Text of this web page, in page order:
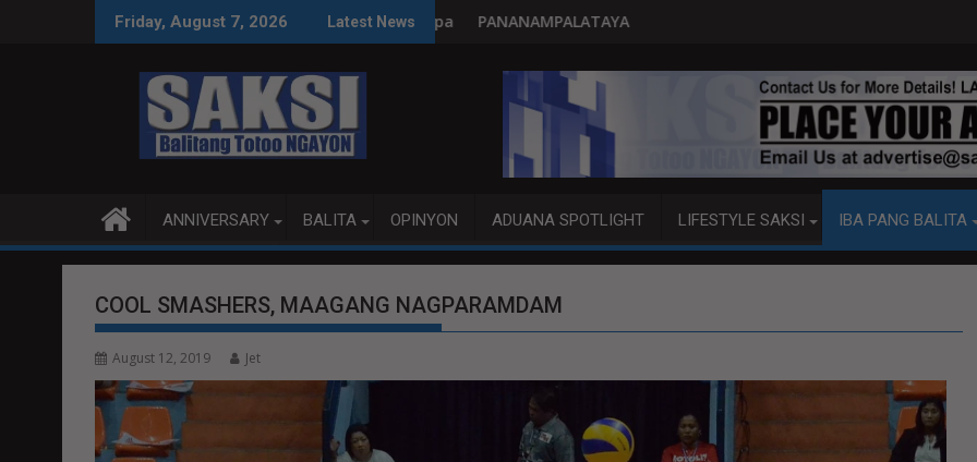
Friday, August 7, 2026 Latest News
tamang paggastos susi sa pag-unladPANANAMPALATAYA
ANNIVERSARY BALITA OPINYON ADUANA SPOTLIGHT LIFESTYLE SAKSI IBA PANG BALITA
COOL SMASHERS, MAAGANG NAGPARAMDAM
August 12, 2019 Jet